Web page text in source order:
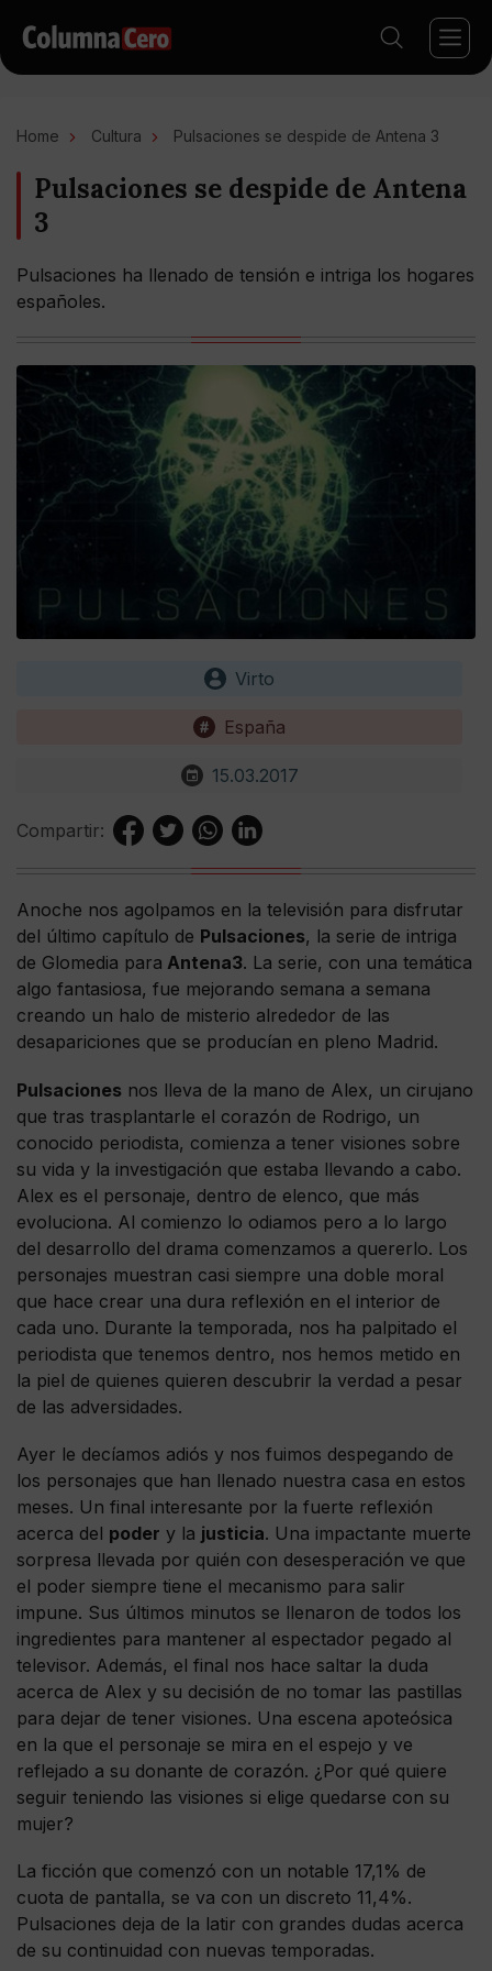
Home Cultura Pulsaciones se despide de Antena 3
Pulsaciones se despide de Antena
3
Pulsaciones ha llenado de tensión e intriga los hogares
españoles.
Virto
España
15.03.2017
Compartir:
Anoche nos agolpamos en la televisión para disfrutar
del último capítulo de Pulsaciones, la serie de intriga
de Glomedia para Antena3. La serie, con una temática
algo fantasiosa, fue mejorando semana a semana
creando un halo de misterio alrededor de las
desapariciones que se producían en pleno Madrid.
Pulsaciones nos lleva de la mano de Alex, un cirujano
que tras trasplantarle el corazón de Rodrigo, un
conocido periodista, comienza a tener visiones sobre
su vida y la investigación que estaba llevando a cabo.
Alex es el personaje, dentro de elenco, que más
evoluciona. Al comienzo lo odiamos pero a lo largo
del desarrollo del drama comenzamos a quererlo. Los
personajes muestran casi siempre una doble moral
que hace crear una dura reflexión en el interior de
cada uno. Durante la temporada, nos ha palpitado el
periodista que tenemos dentro, nos hemos metido en
la piel de quienes quieren descubrir la verdad a pesar
de las adversidades.
Ayer le decíamos adiós y nos fuimos despegando de
los personajes que han llenado nuestra casa en estos
meses. Un final interesante por la fuerte reflexión
acerca del poder y la justicia. Una impactante muerte
sorpresa llevada por quién con desesperación ve que
el poder siempre tiene el mecanismo para salir
impune. Sus últimos minutos se llenaron de todos los
ingredientes para mantener al espectador pegado al
televisor. Además, el final nos hace saltar la duda
acerca de Alex y su decisión de no tomar las pastillas
para dejar de tener visiones. Una escena apoteósica
en la que el personaje se mira en el espejo y ve
reflejado a su donante de corazón. ¿Por qué quiere
seguir teniendo las visiones si elige quedarse con su
mujer?
La ficción que comenzó con un notable 17,1% de
cuota de pantalla, se va con un discreto 11,4%.
Pulsaciones deja de la latir con grandes dudas acerca
de su continuidad con nuevas temporadas.